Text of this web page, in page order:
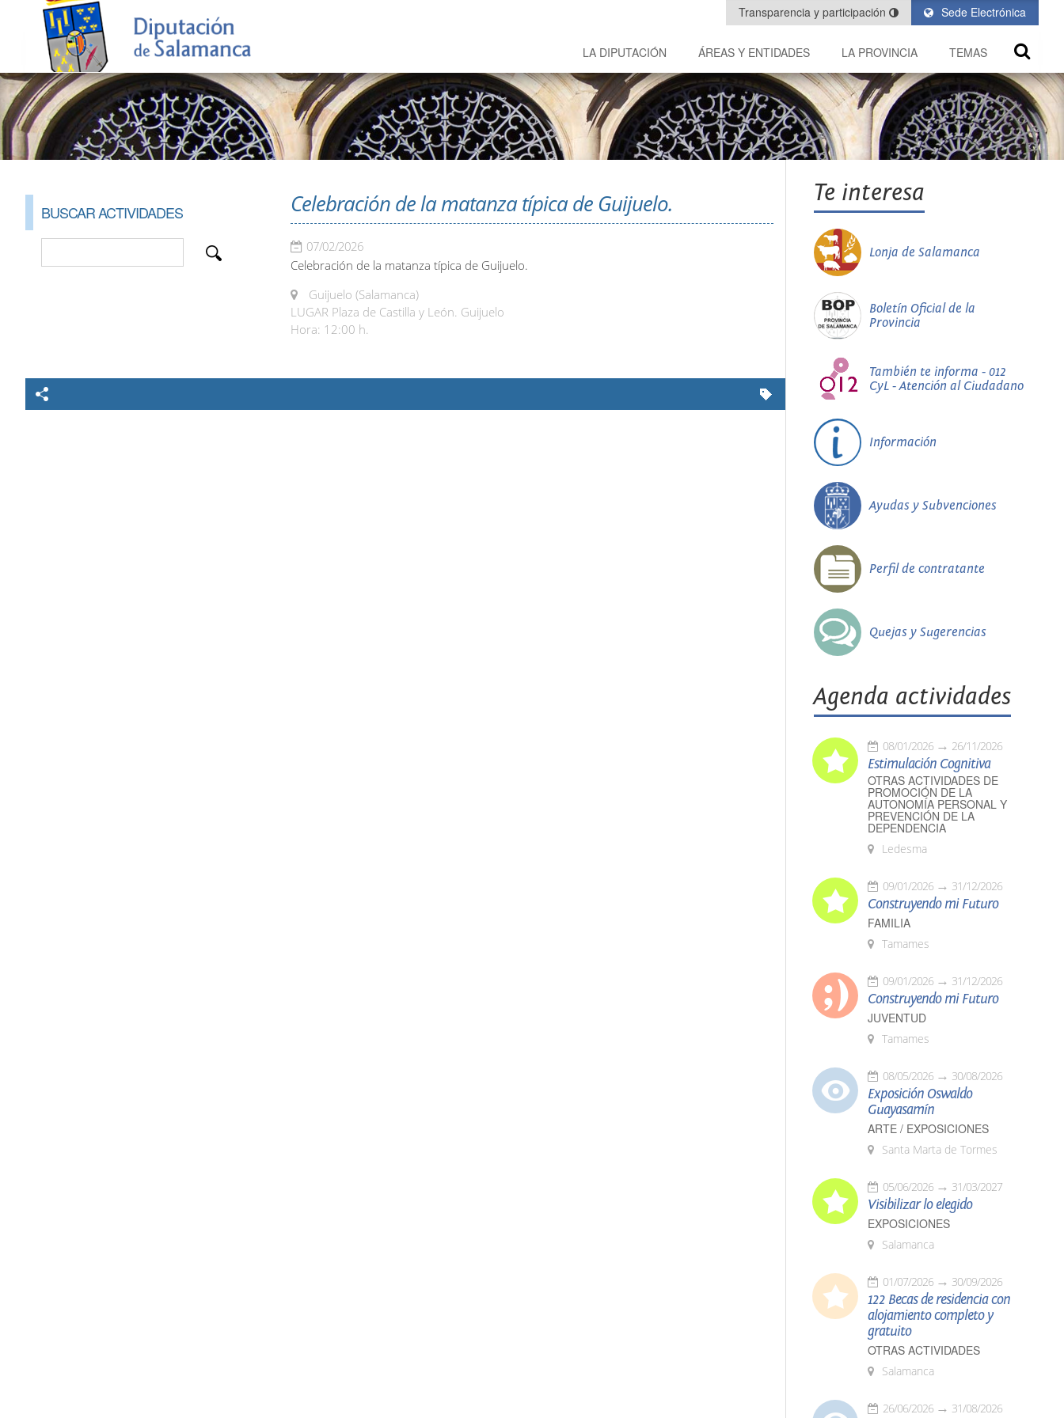
Sede Electrónica
Transparencia y participación
LA DIPUTACIÓN ÁREAS Y ENTIDADES LA PROVINCIA TEMAS
BUSCAR ACTIVIDADES Celebración de la matanza típica de Guijuelo.
07/02/2026
Celebración de la matanza típica de Guijuelo.
Guijuelo (Salamanca)
LUGAR Plaza de Castilla y León. Guijuelo
Hora: 12:00 h.
Te interesa
Lonja de Salamanca
Boletín Oficial de la
Provincia
También te informa - 012
CyL - Atención al Ciudadano
Información
Ayudas y Subvenciones
Perfil de contratante
Quejas y Sugerencias
Agenda actividades
08/01/2026 26/11/2026
Estimulación Cognitiva
OTRAS ACTIVIDADES DE
PROMOCIÓN DE LA
AUTONOMÍA PERSONAL Y
PREVENCIÓN DE LA
DEPENDENCIA
Ledesma
09/01/2026 31/12/2026
Construyendo mi Futuro
FAMILIA
Tamames
09/01/2026 31/12/2026
Construyendo mi Futuro
JUVENTUD
Tamames
08/05/2026 30/08/2026
Exposición Oswaldo
Guayasamín
ARTE / EXPOSICIONES
Santa Marta de Tormes
05/06/2026 31/03/2027
Visibilizar lo elegido
EXPOSICIONES
Salamanca
01/07/2026 30/09/2026
122 Becas de residencia con
alojamiento completo y
gratuito
OTRAS ACTIVIDADES
Salamanca
26/06/2026 31/08/2026